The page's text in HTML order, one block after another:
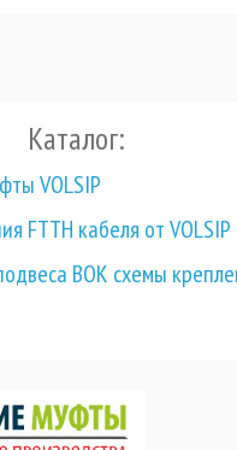
Каталог:
VOLSIP
FTTH кабеля от VOLSIP
ВОК схемы